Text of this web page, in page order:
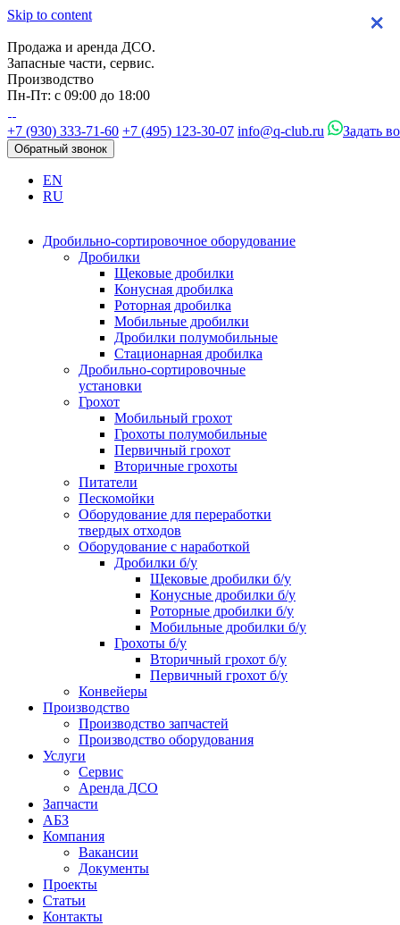
Skip to content
Продажа и аренда ДСО.
Запасные части, сервис.
Производство
Пн-Пт: с 09:00 до 18:00
+7 (930) 333-71-60 +7 (495) 123-30-07 info@q-club.ru Задать
Обратный звонок
EN
RU
Дробильно-сортировочное оборудование
Дробилки
Щековые дробилки
Конусная дробилка
Роторная дробилка
Мобильные дробилки
Дробилки полумобильные
Стационарная дробилка
Дробильно-сортировочные
установки
Грохот
Мобильный грохот
Грохоты полумобильные
Первичный грохот
Вторичные грохоты
Питатели
Пескомойки
Оборудование для переработки
твердых отходов
Оборудование с наработкой
Дробилки б/у
Щековые дробилки б/у
Конусные дробилки б/у
Роторные дробилки б/у
Мобильные дробилки б/у
Грохоты б/у
Вторичный грохот б/у
Первичный грохот б/у
Конвейеры
Производство
Производство запчастей
Производство оборудования
Услуги
Сервис
Аренда ДСО
Запчасти
АБЗ
Компания
Вакансии
Документы
Проекты
Статьи
Контакты
×
×
×
×